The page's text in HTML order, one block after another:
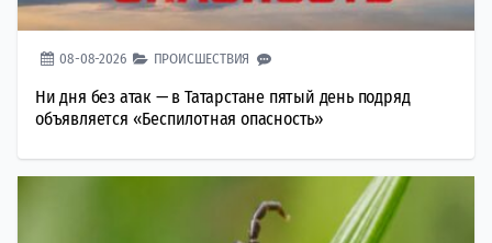
08-08-2026 ПРОИСШЕСТВИЯ
Ни дня без атак — в Татарстане пятый день подряд
объявляется «Беспилотная опасность»